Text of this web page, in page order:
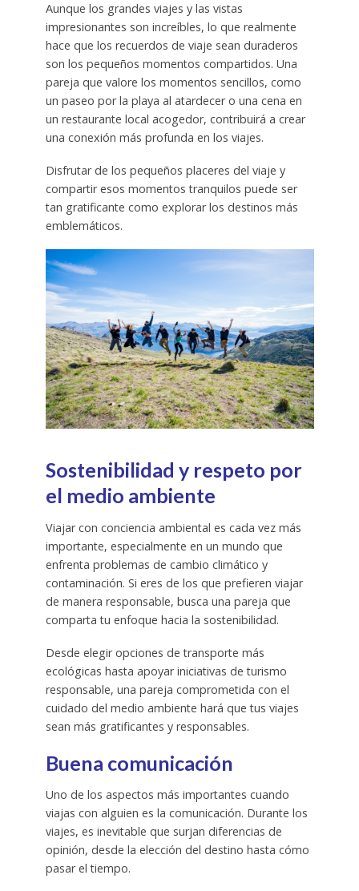
Aunque los grandes viajes y las vistas
impresionantes son increíbles, lo que realmente
hace que los recuerdos de viaje sean duraderos
son los pequeños momentos compartidos. Una
pareja que valore los momentos sencillos, como
un paseo por la playa al atardecer o una cena en
un restaurante local acogedor, contribuirá a crear
una conexión más profunda en los viajes.
Disfrutar de los pequeños placeres del viaje y
compartir esos momentos tranquilos puede ser
tan gratificante como explorar los destinos más
emblemáticos.
Sostenibilidad y respeto por
el medio ambiente
Viajar con conciencia ambiental es cada vez más
importante, especialmente en un mundo que
enfrenta problemas de cambio climático y
contaminación. Si eres de los que prefieren viajar
de manera responsable, busca una pareja que
comparta tu enfoque hacia la sostenibilidad.
Desde elegir opciones de transporte más
ecológicas hasta apoyar iniciativas de turismo
responsable, una pareja comprometida con el
cuidado del medio ambiente hará que tus viajes
sean más gratificantes y responsables.
Buena comunicación
Uno de los aspectos más importantes cuando
viajas con alguien es la comunicación. Durante los
viajes, es inevitable que surjan diferencias de
opinión, desde la elección del destino hasta cómo
pasar el tiempo.